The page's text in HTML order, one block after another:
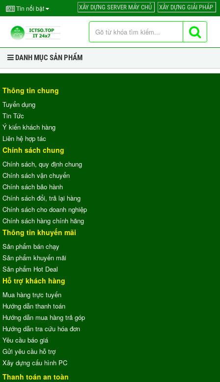
Tin nổi bật XÂY DỰNG SERVER MÁY CHỦ XÂY DỰNG GIẢI PHÁP
DANH MỤC SẢN PHẨM
Thông tin chung
Tuyển dụng
Tin Tức
Ý kiến khách hàng
Liên hệ hợp tác
Chính sách chung
Chính sách, quy định chung
Chính sách vận chuyển
Chính sách bảo hành
Chính sách đổi, trả lại hàng
Chính sách cho doanh nghiệp
Chính sách hàng chính hãng
Thông tin khuyến mãi
Sản phẩm bán chạy
Sản phẩm khuyến mãi
Sản phẩm Hot Deal
Hỗ trợ khách hàng
Mua hàng trực tuyến
Hướng dẫn thanh toán
Hướng dẫn mua hàng trả góp
Hướng dẫn tra cứu hóa đơn
Yêu cầu báo giá
Gửi yêu cầu hỗ trợ
Xây dựng cấu hình PC
Thanh toán an toàn